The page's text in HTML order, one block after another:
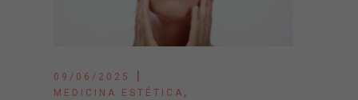
09/06/2025
MEDICINA ESTÉTICA ,